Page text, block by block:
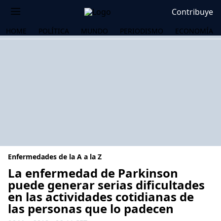
Contribuye
HOME POLÍTICA MUNDO PERIODISMO ECONOMÍA
Enfermedades de la A a la Z
La enfermedad de Parkinson
puede generar serias dificultades
en las actividades cotidianas de
las personas que lo padecen